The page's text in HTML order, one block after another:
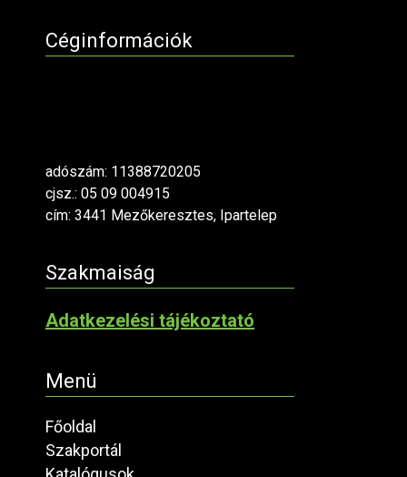
Céginformációk
adószám: 11388720205
cjsz.: 05 09 004915
cím: 3441 Mezőkeresztes, Ipartelep
Szakmaiság
Adatkezelési tájékoztató
Menü
Főoldal
Szakportál